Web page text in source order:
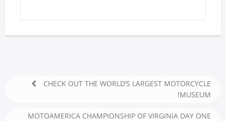
CHECK OUT THE WORLD’S LARGEST MOTORCYCLE
MUSEUM!
MOTOAMERICA CHAMPIONSHIP OF VIRGINIA DAY ONE